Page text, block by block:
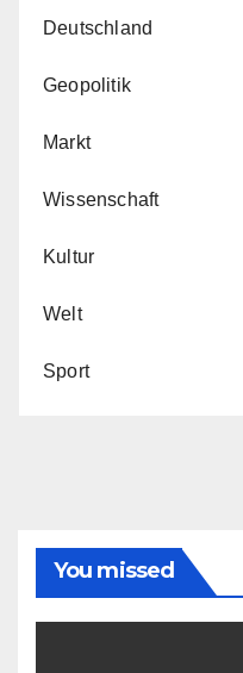
Deutschland
Geopolitik
Markt
Wissenschaft
Kultur
Welt
Sport
You missed